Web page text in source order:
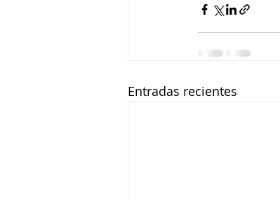
Entradas recientes